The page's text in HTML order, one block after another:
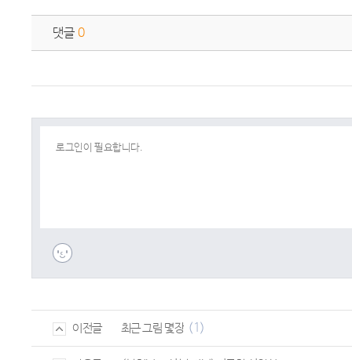
댓글 0
이전글 최근 그림 몇장 (1)